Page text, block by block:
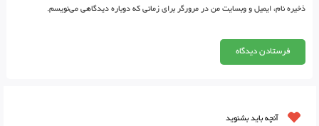
ذخیره نام، ایمیل و وبسایت من در مرورگر برای زمانی که دوباره دیدگاهی می‌نویسم.
آنچه باید بشنوید